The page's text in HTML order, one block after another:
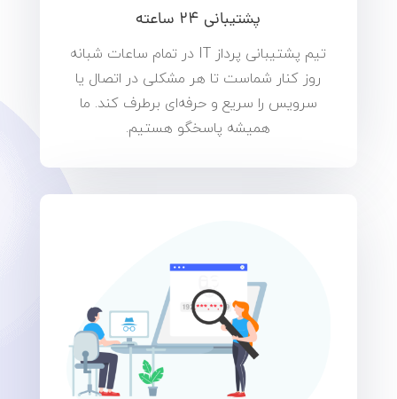
پشتیبانی ۲۴ ساعته
تیم پشتیبانی پرداز IT در تمام ساعات شبانه‌
روز کنار شماست تا هر مشکلی در اتصال یا
سرویس را سریع و حرفه‌ای برطرف کند. ما
همیشه پاسخگو هستیم.